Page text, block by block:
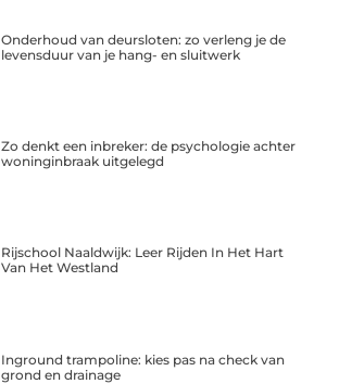
Onderhoud van deursloten: zo verleng je de
levensduur van je hang- en sluitwerk
Zo denkt een inbreker: de psychologie achter
woninginbraak uitgelegd
Rijschool Naaldwijk: Leer Rijden In Het Hart
Van Het Westland
Inground trampoline: kies pas na check van
grond en drainage